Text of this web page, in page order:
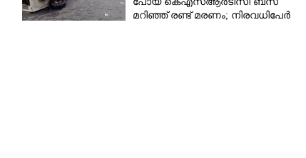
മറിഞ്ഞ് രണ്ട് മരണം; നിരവധിപേർ